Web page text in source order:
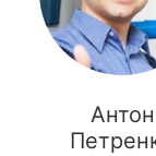
Антон